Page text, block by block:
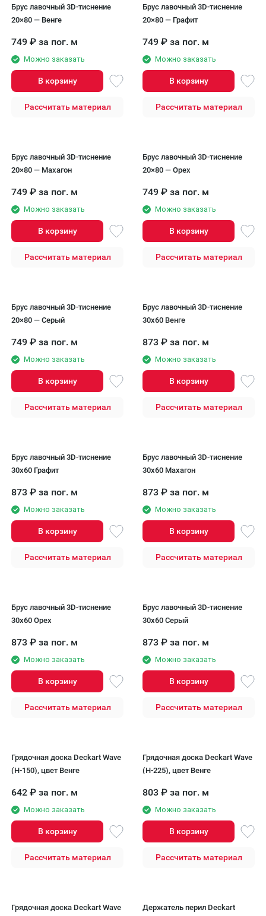
Брус лавочный 3D-тиснение
20×80 — Венге
749 ₽ за пог. м
Можно заказать
В корзину
Рассчитать материал
Брус лавочный 3D-тиснение
20×80 — Графит
749 ₽ за пог. м
Можно заказать
В корзину
Рассчитать материал
Брус лавочный 3D-тиснение
20×80 — Махагон
749 ₽ за пог. м
Можно заказать
В корзину
Рассчитать материал
Брус лавочный 3D-тиснение
20×80 — Орех
749 ₽ за пог. м
Можно заказать
В корзину
Рассчитать материал
Брус лавочный 3D-тиснение
20×80 — Серый
749 ₽ за пог. м
Можно заказать
В корзину
Рассчитать материал
Брус лавочный 3D-тиснение
30х60 Венге
873 ₽ за пог. м
Можно заказать
В корзину
Рассчитать материал
Брус лавочный 3D-тиснение
30х60 Графит
873 ₽ за пог. м
Можно заказать
В корзину
Рассчитать материал
Брус лавочный 3D-тиснение
30х60 Махагон
873 ₽ за пог. м
Можно заказать
В корзину
Рассчитать материал
Брус лавочный 3D-тиснение
30х60 Орех
873 ₽ за пог. м
Можно заказать
В корзину
Рассчитать материал
Брус лавочный 3D-тиснение
30х60 Серый
873 ₽ за пог. м
Можно заказать
В корзину
Рассчитать материал
Грядочная доска Deckart Wave
(H-150), цвет Венге
642 ₽ за пог. м
Можно заказать
В корзину
Рассчитать материал
Грядочная доска Deckart Wave
(H-225), цвет Венге
803 ₽ за пог. м
Можно заказать
В корзину
Рассчитать материал
Грядочная доска Deckart Wave Держатель перил Deckart